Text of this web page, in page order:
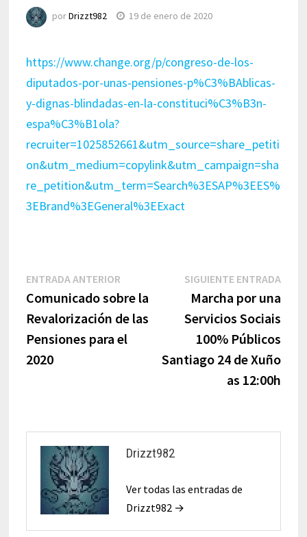
porDrizzt982 19 de enero de 2020
https://www.change.org/p/congreso-de-los-
diputados-por-unas-pensiones-p%C3%BAblicas-
y-dignas-blindadas-en-la-constituci%C3%B3n-
espa%C3%B1ola?
recruiter=1025852661&utm_source=share_petiti
on&utm_medium=copylink&utm_campaign=sha
re_petition&utm_term=Search%3ESAP%3EES%
3EBrand%3EGeneral%3EExact
Navegación
de
entradas
ENTRADA ANTERIOREntrada
anterior:
Comunicado sobre la
Revalorización de las
Pensiones para el
2020
SIGUIENTE ENTRADA
Marcha por una
Servicios Sociais
100% Públicos
Santiago 24 de Xuño
as 12:00h
Drizzt982
Ver todas las entradas de
Drizzt982 →